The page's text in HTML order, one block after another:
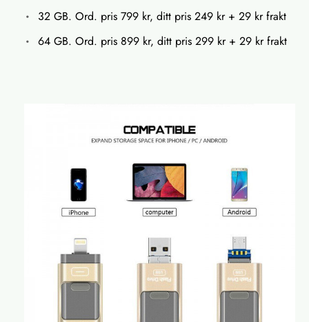
32 GB. Ord. pris 799 kr, ditt pris 249 kr + 29 kr frakt
64 GB. Ord. pris 899 kr, ditt pris 299 kr + 29 kr frakt